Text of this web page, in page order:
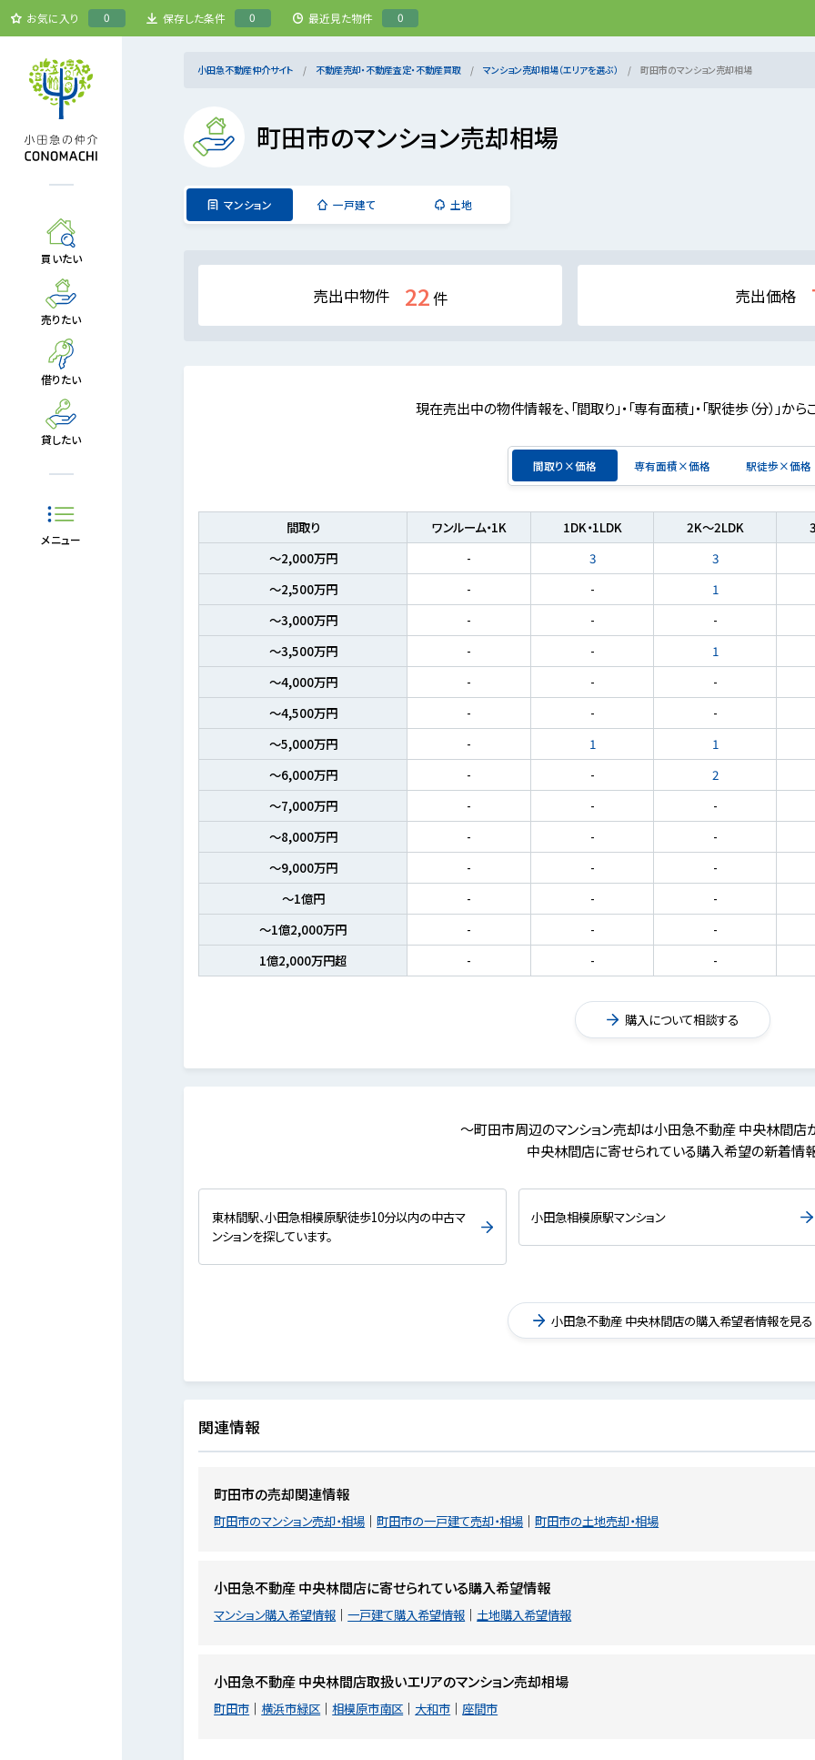
お気に入り 0 保存した条件 0 最近見た物件 0
買いたい
売りたい
借りたい
貸したい
メニュー
小田急不動産仲介サイト 不動産売却・不動産査定・不動産買取 マンション売却相場（エリアを選ぶ） 町田市のマンション売却相場
町田市のマンション売却相場
マンション 一戸建て 土地
売出中物件 22件 売出価格
現在売出中の物件情報を、「間取り」・「専有面積」・「駅徒歩（分）」か
間取り×価格 専有面積×価格 駅徒歩×価格
間取り ワンルーム・1K 1DK・1LDK 2K～2LDK
～2,000万円
- 3
3
～2,500万円
- -
1
～3,000万円
- -
-
～3,500万円
- -
1
～4,000万円
- -
-
～4,500万円
- -
-
～5,000万円
- 1
1
～6,000万円
- -
2
～7,000万円
- -
-
～8,000万円
- -
-
～9,000万円
- -
-
～1億円
- -
-
～1億2,000万円
- -
-
1億2,000万円超
- - -
購入について相談する
～町田市周辺のマンション売却は小田急不動産 中央林間店
中央林間店に寄せられている購入希望の新着情
東林間駅、小田急相模原駅徒歩10分以内の中古マ
ンションを探しています。
小田急相模原駅マンション
小田急不動産 中央林間店の購入希望者情報を見る
関連情報
町田市の売却関連情報
町田市のマンション売却・相場 町田市の一戸建て売却・相場 町田市の土地売却・相場
小田急不動産 中央林間店に寄せられている購入希望情報
マンション購入希望情報 一戸建て購入希望情報 土地購入希望情報
小田急不動産 中央林間店取扱いエリアのマンション売却相場
町田市 横浜市緑区 相模原市南区 大和市 座間市